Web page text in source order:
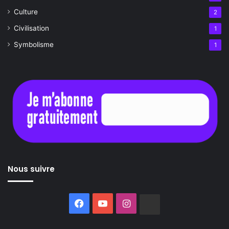
Culture 2
Civilisation 1
Symbolisme 1
Nous suivre
Facebook
YouTubeInstagram